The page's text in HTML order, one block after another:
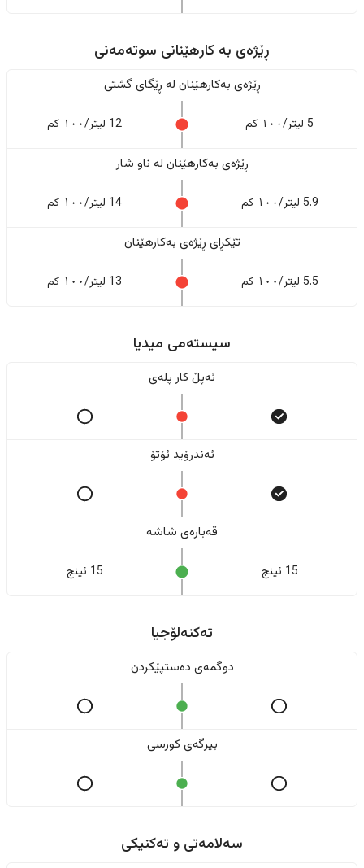
ڕێژەى به کارهێنانی سوتەمەنی
ڕێژەى بەکارهێنان له ڕێگای گشتی
5 لیتر/١٠٠ کم 12 لیتر/١٠٠ کم
ڕێژەى بەکارهێنان له ناو شار
5.9 لیتر/١٠٠ کم 14 لیتر/١٠٠ کم
تێکڕای ڕێژەى بەکارهێنان
5.5 لیتر/١٠٠ کم 13 لیتر/١٠٠ کم
سیستەمی میدیا
ئەپڵ کار پلەی
ئەندرۆید ئۆتۆ
قەبارەی شاشە
15 ئینج 15 ئینج
تەکنەلۆجیا
دوگمەی دەستپێکردن
بیرگەی کورسی
سەلامەتی و تەکنیکی